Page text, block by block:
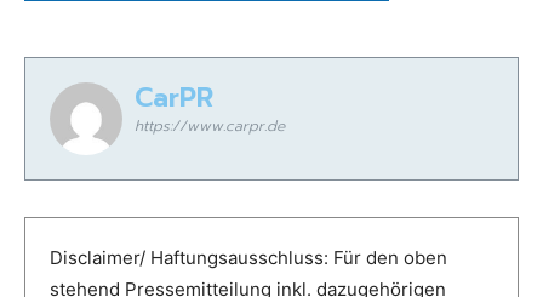
CarPR
https://www.carpr.de
Disclaimer/ Haftungsausschluss: Für den oben
stehend Pressemitteilung inkl. dazugehörigen